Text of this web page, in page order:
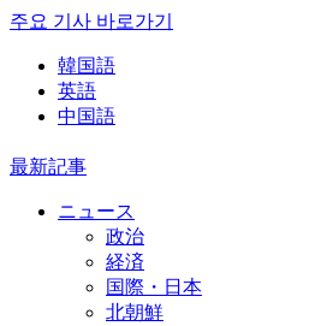
주요 기사 바로가기
韓国語
英語
中国語
最新記事
ニュース
政治
経済
国際・日本
北朝鮮